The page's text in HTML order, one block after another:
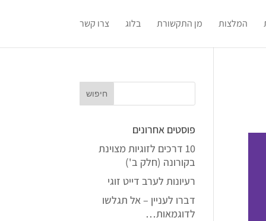
המלצות מן התקשורת בלוג צרו קשר
פוסטים אחרונים
10 דרכים לזוגיות מצוינת
בקורונה (חלק ב')
רעיונות לערב דייט זוגי
דברו לעניין – אל תגלשו
לדוגמאות…